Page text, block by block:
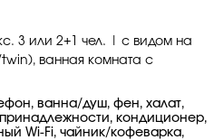
3 или 2+1 чел. | с видом на
ванная комната с
ванна/душ, фен, халат,
кондиционер,
Wi-Fi, чайник/кофеварка,